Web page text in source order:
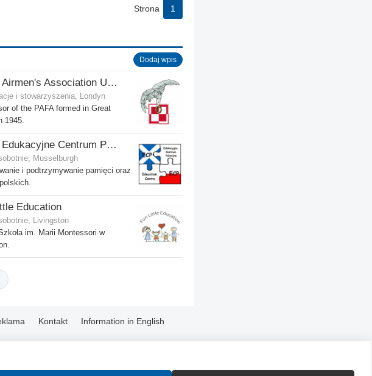
Strona 1
Dodaj wpis
Polish Airmen's Association UK - Związek Lotników Polskich WB
i stowarzyszenia, Londyn
of the PAFA formed in Great
1945.
ECP - Edukacyjne Centrum Polonijne SCIO - Musselburgh
Musselburgh
i podtrzymywanie pamięci oraz
Education
Livingston
im. Marii Montessori w
Kontakt Information in English